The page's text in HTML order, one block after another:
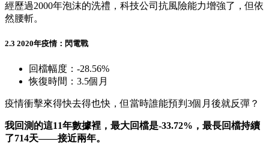
經歷過2000年泡沫的洗禮，科技公司抗風險能力增強了，但依
然腰斬。
2.3 2020年疫情：閃電戰
回檔幅度：-28.56%
恢復時間：3.5個月
疫情衝擊來得快去得也快，但當時誰能預判3個月後就反彈？
我回測的這11年數據裡，最大回檔是-33.72%，最長回檔持續
了714天——接近兩年。